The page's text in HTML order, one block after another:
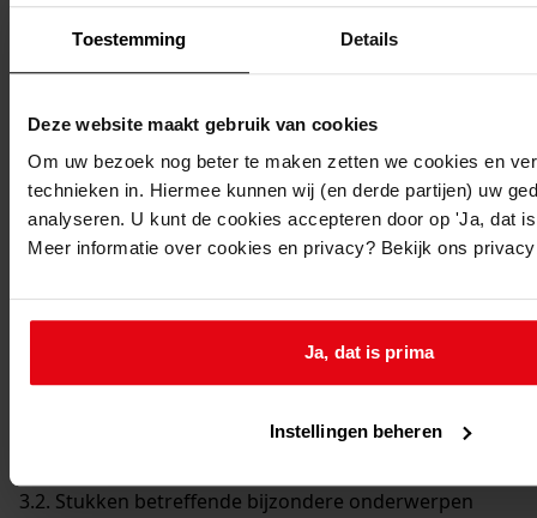
Toestemming Details
Deze website maakt gebruik van cookies
Om uw bezoek nog beter te maken zetten we cookies en
technieken in. Hiermee kunnen wij (en derde partijen) uw
analyseren. U kunt de cookies accepteren door op 'Ja, dat
Meer informatie over cookies en privacy? Bekijk ons
Ja, dat is prima
Instellingen beheren
Printen
duurzaam webadres
3.2. Stukken betreffende bijzondere onderwerpen